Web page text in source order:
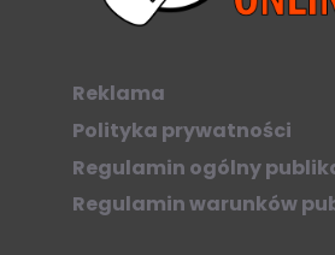
Reklama
Polityka prywatności
Regulamin ogólny
Regulamin warunków